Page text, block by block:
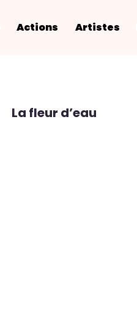
Actions Artistes
La fleur d’eau